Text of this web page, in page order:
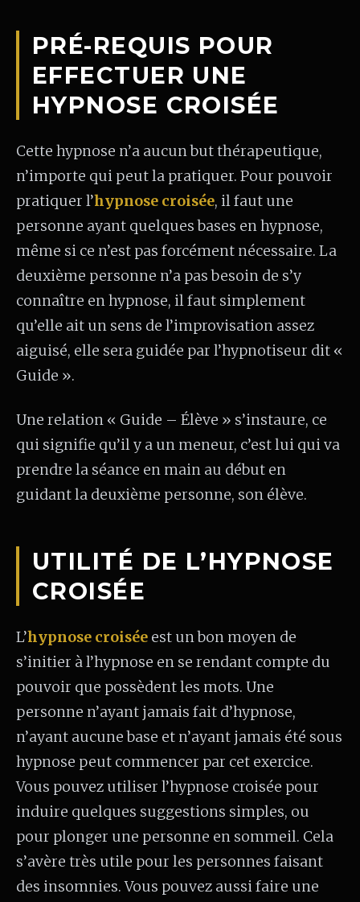
PRÉ-REQUIS POUR
EFFECTUER UNE
HYPNOSE CROISÉE
Cette hypnose n’a aucun but thérapeutique,
n’importe qui peut la pratiquer. Pour pouvoir
pratiquer l’hypnose croisée, il faut une
personne ayant quelques bases en hypnose,
même si ce n’est pas forcément nécessaire. La
deuxième personne n’a pas besoin de s’y
connaître en hypnose, il faut simplement
qu’elle ait un sens de l’improvisation assez
aiguisé, elle sera guidée par l’hypnotiseur dit «
Guide ».
Une relation « Guide – Élève » s’instaure, ce
qui signifie qu’il y a un meneur, c’est lui qui va
prendre la séance en main au début en
guidant la deuxième personne, son élève.
UTILITÉ DE L’HYPNOSE
CROISÉE
L’hypnose croisée est un bon moyen de
s’initier à l’hypnose en se rendant compte du
pouvoir que possèdent les mots. Une
personne n’ayant jamais fait d’hypnose,
n’ayant aucune base et n’ayant jamais été sous
hypnose peut commencer par cet exercice.
Vous pouvez utiliser l’hypnose croisée pour
induire quelques suggestions simples, ou
pour plonger une personne en sommeil. Cela
s’avère très utile pour les personnes faisant
des insomnies. Vous pouvez aussi faire une